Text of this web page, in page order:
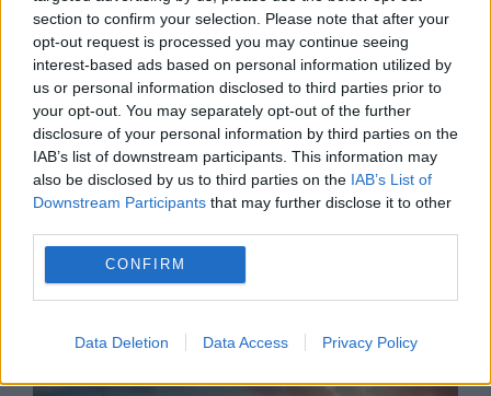
section to confirm your selection. Please note that after your
opt-out request is processed you may continue seeing
interest-based ads based on personal information utilized by
us or personal information disclosed to third parties prior to
your opt-out. You may separately opt-out of the further
disclosure of your personal information by third parties on the
IAB’s list of downstream participants. This information may
also be disclosed by us to third parties on the IAB’s List of
Downstream Participants that may further disclose it to other
CONFIRM
Data Deletion Data Access Privacy Policy
SPORT
România învinge Serbia la EuroBasket U16.